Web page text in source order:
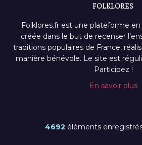
FOLKLORES
Folklores.fr est une plateforme
créée dans le but de recenser
traditions populaires de France,
manière bénévole. Le site est
Participez !
En savoir plus
4692 éléments